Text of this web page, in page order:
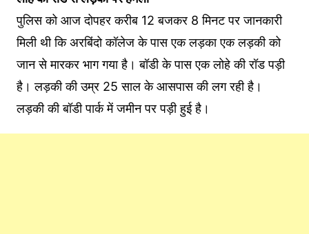
पुलिस को आज दोपहर करीब 12 बजकर 8 मिनट पर जानकारी
मिली थी कि अरबिंदो कॉलेज के पास एक लड़का एक लड़की को
जान से मारकर भाग गया है। बॉडी के पास एक लोहे की रॉड पड़ी
है। लड़की की उम्र 25 साल के आसपास की लग रही है।
लड़की की बॉडी पार्क में जमीन पर पड़ी हुई है।